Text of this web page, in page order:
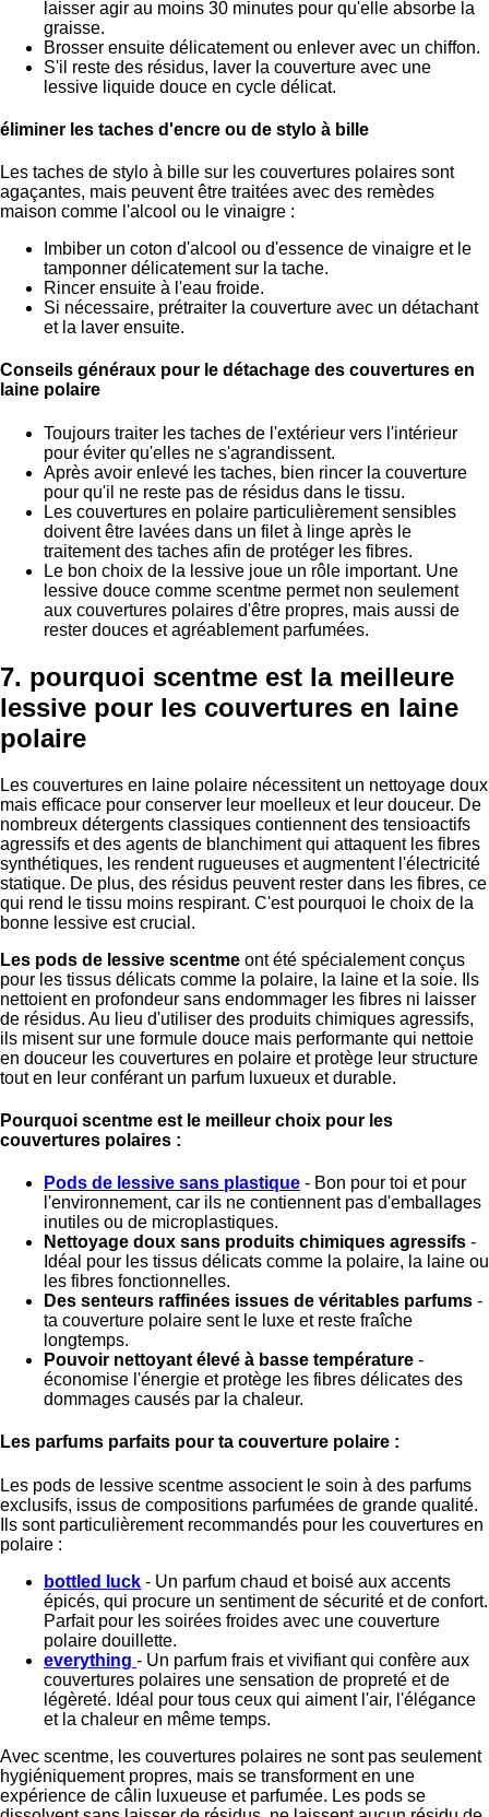
laisser agir au moins 30 minutes pour qu'elle absorbe la
graisse.
Brosser ensuite délicatement ou enlever avec un chiffon.
S'il reste des résidus, laver la couverture avec une
lessive liquide douce en cycle délicat.
éliminer les taches d'encre ou de stylo à bille
Les taches de stylo à bille sur les couvertures polaires sont
agaçantes, mais peuvent être traitées avec des remèdes
maison comme l'alcool ou le vinaigre :
Imbiber un coton d'alcool ou d'essence de vinaigre et le
tamponner délicatement sur la tache.
Rincer ensuite à l'eau froide.
Si nécessaire, prétraiter la couverture avec un détachant
et la laver ensuite.
Conseils généraux pour le détachage des couvertures en
laine polaire
Toujours traiter les taches de l'extérieur vers l'intérieur
pour éviter qu'elles ne s'agrandissent.
Après avoir enlevé les taches, bien rincer la couverture
pour qu'il ne reste pas de résidus dans le tissu.
Les couvertures en polaire particulièrement sensibles
doivent être lavées dans un filet à linge après le
traitement des taches afin de protéger les fibres.
Le bon choix de la lessive joue un rôle important. Une
lessive douce comme scentme permet non seulement
aux couvertures polaires d'être propres, mais aussi de
rester douces et agréablement parfumées.
7. pourquoi scentme est la meilleure
lessive pour les couvertures en laine
polaire
Les couvertures en laine polaire nécessitent un nettoyage doux
mais efficace pour conserver leur moelleux et leur douceur. De
nombreux détergents classiques contiennent des tensioactifs
agressifs et des agents de blanchiment qui attaquent les fibres
synthétiques, les rendent rugueuses et augmentent l'électricité
statique. De plus, des résidus peuvent rester dans les fibres, ce
qui rend le tissu moins respirant. C'est pourquoi le choix de la
bonne lessive est crucial.
Les pods de lessive scentme ont été spécialement conçus
pour les tissus délicats comme la polaire, la laine et la soie. Ils
nettoient en profondeur sans endommager les fibres ni laisser
de résidus. Au lieu d'utiliser des produits chimiques agressifs,
ils misent sur une formule douce mais performante qui nettoie
en douceur les couvertures en polaire et protège leur structure
tout en leur conférant un parfum luxueux et durable.
Pourquoi scentme est le meilleur choix pour les
couvertures polaires :
Pods de lessive sans plastique - Bon pour toi et pour
l'environnement, car ils ne contiennent pas d'emballages
inutiles ou de microplastiques.
Nettoyage doux sans produits chimiques agressifs -
Idéal pour les tissus délicats comme la polaire, la laine ou
les fibres fonctionnelles.
Des senteurs raffinées issues de véritables parfums -
ta couverture polaire sent le luxe et reste fraîche
longtemps.
Pouvoir nettoyant élevé à basse température -
économise l'énergie et protège les fibres délicates des
dommages causés par la chaleur.
Les parfums parfaits pour ta couverture polaire :
Les pods de lessive scentme associent le soin à des parfums
exclusifs, issus de compositions parfumées de grande qualité.
Ils sont particulièrement recommandés pour les couvertures en
polaire :
bottled luck - Un parfum chaud et boisé aux accents
épicés, qui procure un sentiment de sécurité et de confort.
Parfait pour les soirées froides avec une couverture
polaire douillette.
everything - Un parfum frais et vivifiant qui confère aux
couvertures polaires une sensation de propreté et de
légèreté. Idéal pour tous ceux qui aiment l'air, l'élégance
et la chaleur en même temps.
Avec scentme, les couvertures polaires ne sont pas seulement
hygiéniquement propres, mais se transforment en une
expérience de câlin luxueuse et parfumée. Les pods se